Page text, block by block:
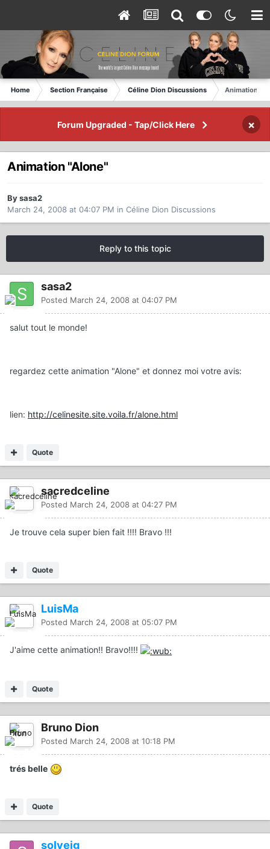
Home Section Française Céline Dion Discussions Animation
Forum Upgraded - Tap/Click Here ×
Animation "Alone"
By sasa2
March 24, 2008 at 04:07 PM in Céline Dion Discussions
Reply to this topic
sasa2
Posted March 24, 2008 at 04:07 PM
salut tout le monde!
regardez cette animation "Alone" et donnez moi votre avis:
lien: http://celinesite.site.voila.fr/alone.html
Quote
sacredceline
Posted March 24, 2008 at 04:27 PM
Je trouve cela super bien fait !!!! Bravo !!!
Quote
LuisMa
Posted March 24, 2008 at 05:07 PM
J'aime cette animation!! Bravo!!!!
Quote
Bruno Dion
Posted March 24, 2008 at 10:18 PM
trés belle
Quote
solveig